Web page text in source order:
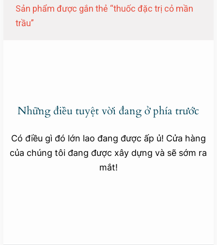
Sản phẩm được gắn thẻ “thuốc đặc trị cỏ mần
trầu”
Những điều tuyệt vời đang ở phía trước
Có điều gì đó lớn lao đang được ấp ủ! Cửa hàng
của chúng tôi đang được xây dựng và sẽ sớm ra
mắt!